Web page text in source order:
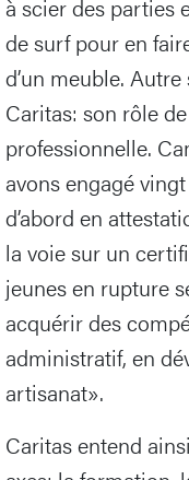
à scier des parties
de surf pour en
d’un meuble.
Caritas: son rôle
professionnelle.
avons engagé
d’abord en
la voie sur un
jeunes en rupture
acquérir des
administratif, en
artisanat».
Caritas entend